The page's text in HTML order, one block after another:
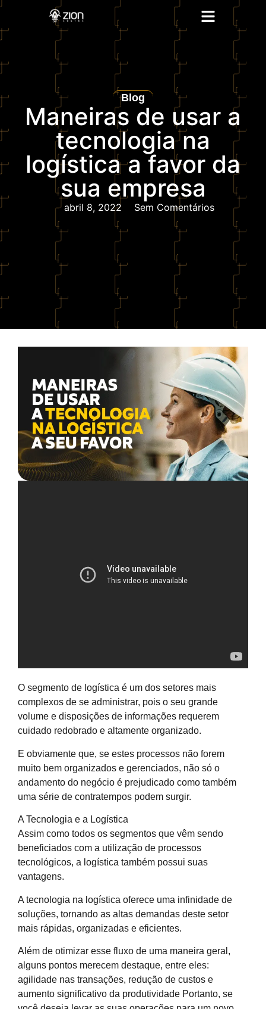
Blog
Maneiras de usar a
tecnologia na
logística a favor da
sua empresa
abril 8, 2022 Sem Comentários
O segmento de logística é um dos setores mais
complexos de se administrar, pois o seu grande
volume e disposições de informações requerem
cuidado redobrado e altamente organizado.
E obviamente que, se estes processos não forem
muito bem organizados e gerenciados, não só o
andamento do negócio é prejudicado como também
uma série de contratempos podem surgir.
A Tecnologia e a Logística
Assim como todos os segmentos que vêm sendo
beneficiados com a utilização de processos
tecnológicos, a logística também possui suas
vantagens.
A tecnologia na logística oferece uma infinidade de
soluções, tornando as altas demandas deste setor
mais rápidas, organizadas e eficientes.
Além de otimizar esse fluxo de uma maneira geral,
alguns pontos merecem destaque, entre eles:
agilidade nas transações, redução de custos e
aumento significativo da produtividade Portanto, se